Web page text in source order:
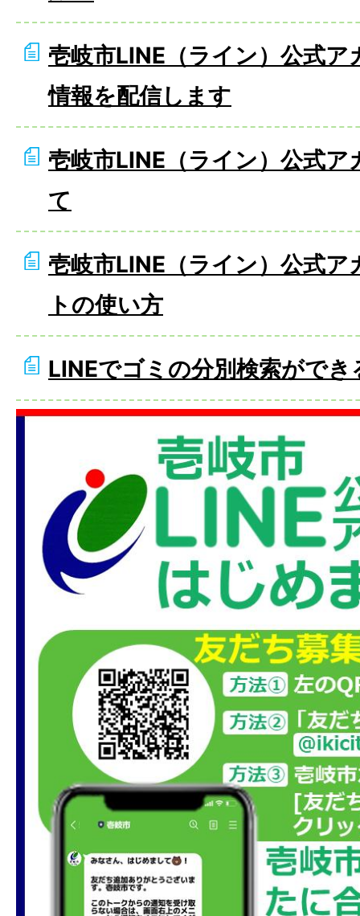
壱岐市LINE（ライン）公式
情報を配信します
壱岐市LINE（ライン）公式
て
壱岐市LINE（ライン）公式
トの使い方
LINEでゴミの分別検索がで